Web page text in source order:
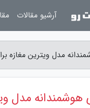
مدل ویترین مغازه
هوشمندانه مدل
آرشیو مقالات